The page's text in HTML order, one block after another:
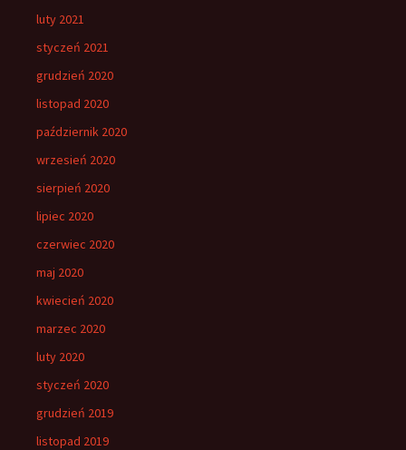
luty 2021
styczeń 2021
grudzień 2020
listopad 2020
październik 2020
wrzesień 2020
sierpień 2020
lipiec 2020
czerwiec 2020
maj 2020
kwiecień 2020
marzec 2020
luty 2020
styczeń 2020
grudzień 2019
listopad 2019